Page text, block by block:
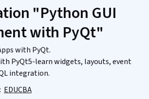
"Python GUI
with PyQt"
with PyQt.
PyQt5-learn widgets, layouts, event
integration.
EDUCBA